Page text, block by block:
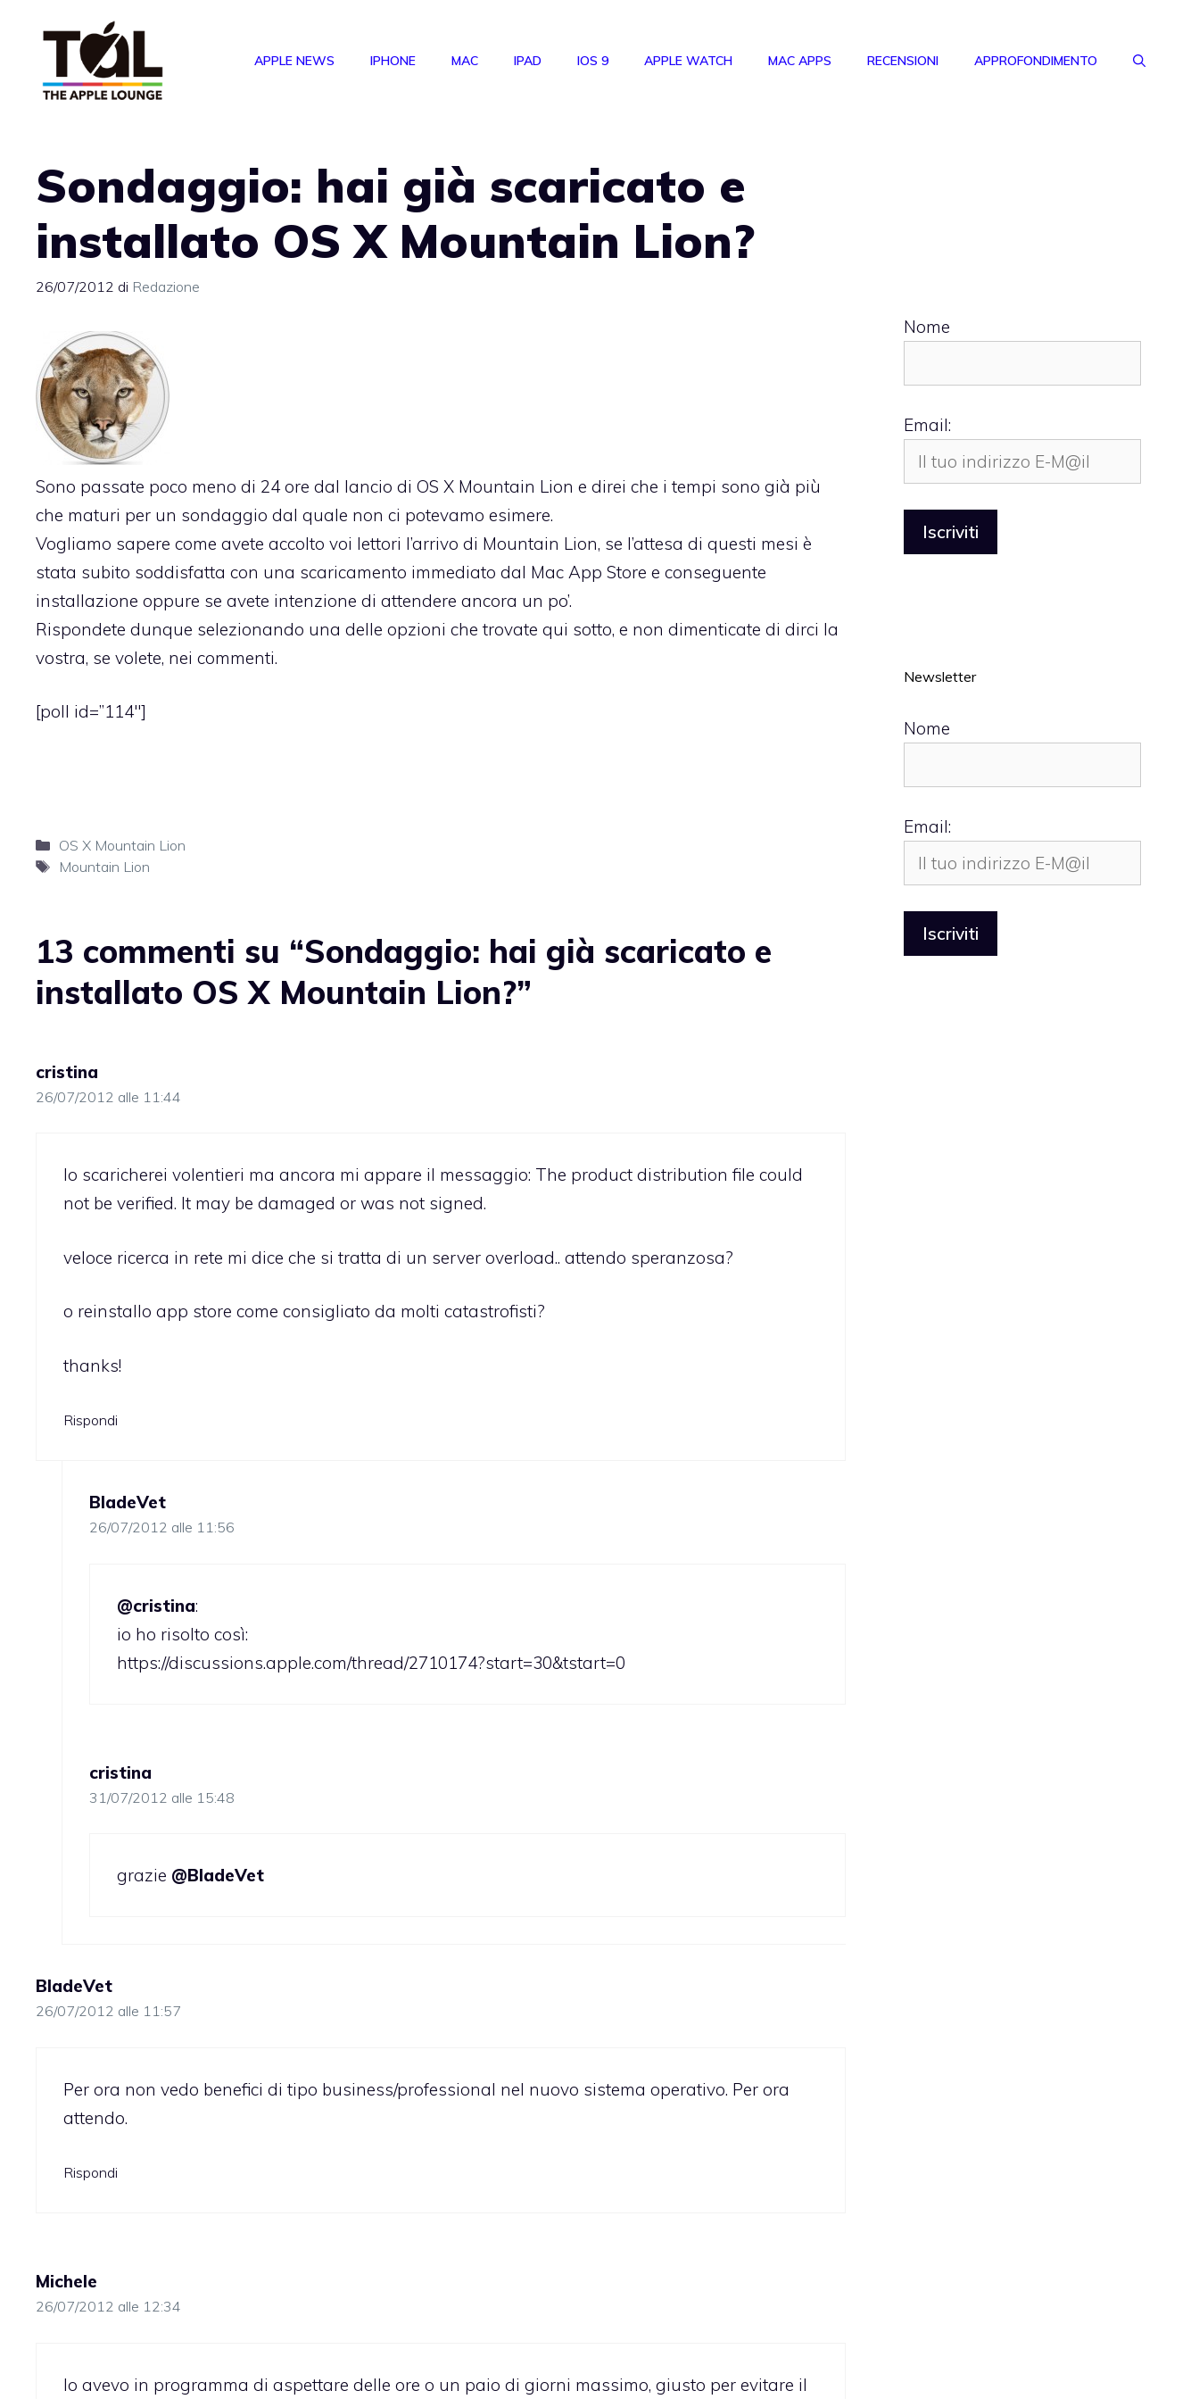
APPLE NEWS IPHONE MAC IPAD IOS 9 APPLE WATCH MAC APPS RECENSIONI APPROFONDIMENTO
Sondaggio: hai già scaricato e
installato OS X Mountain Lion?
26/07/2012 di Redazione
Sono passate poco meno di 24 ore dal lancio di OS X Mountain Lion e direi che i tempi sono già più
che maturi per un sondaggio dal quale non ci potevamo esimere.
Vogliamo sapere come avete accolto voi lettori l’arrivo di Mountain Lion, se l’attesa di questi mesi è
stata subito soddisfatta con una scaricamento immediato dal Mac App Store e conseguente
installazione oppure se avete intenzione di attendere ancora un po’.
Rispondete dunque selezionando una delle opzioni che trovate qui sotto, e non dimenticate di dirci la
vostra, se volete, nei commenti.
[poll id=”114″]
Categorie
OS X Mountain Lion
Tag
Mountain Lion
13 commenti su “Sondaggio: hai già scaricato e
installato OS X Mountain Lion?”
cristina
26/07/2012 alle 11:44
lo scaricherei volentieri ma ancora mi appare il messaggio: The product distribution file could
not be verified. It may be damaged or was not signed.
veloce ricerca in rete mi dice che si tratta di un server overload.. attendo speranzosa?
o reinstallo app store come consigliato da molti catastrofisti?
thanks!
Rispondi
BladeVet
26/07/2012 alle 11:56
@cristina:
io ho risolto così:
https://discussions.apple.com/thread/2710174?start=30&tstart=0
cristina
31/07/2012 alle 15:48
grazie @BladeVet
BladeVet
26/07/2012 alle 11:57
Per ora non vedo benefici di tipo business/professional nel nuovo sistema operativo. Per ora
attendo.
Rispondi
Michele
26/07/2012 alle 12:34
Io avevo in programma di aspettare delle ore o un paio di giorni massimo, giusto per evitare il
Nome
Email:
Newsletter
Nome
Email: